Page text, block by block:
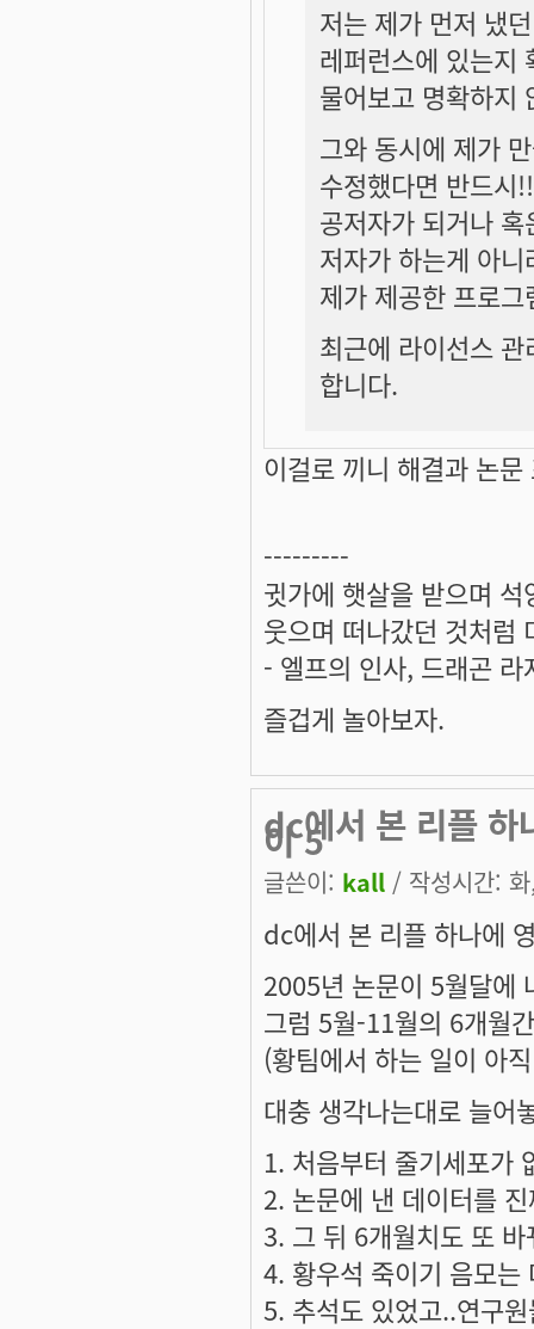
저는 제가 먼저 냈
레퍼런스에 있는지
물어보고 명확하지
그와 동시에 제가
수정했다면 반드
공저자가 되거나
저자가 하는게 아
제가 제공한 프로
최근에 라이선스
합니다.
이걸로 끼니 해결과 논
---------
귓가에 햇살을 받으며
웃으며 떠나갔던 것처럼
- 엘프의 인사, 드래곤 라
즐겁게 놀아보자.
dc에서 본 리플
이 5
글쓴이: kall / 작성시간:
dc에서 본 리플 하나에
2005년 논문이 5월달에
그럼 5월-11월의 6개월
(황팀에서 하는 일이 아
대충 생각나는대로 늘어
처음부터 줄기세포가
논문에 낸 데이터를
그 뒤 6개월치도 또
황우석 죽이기 음모
추석도 있었고..연구